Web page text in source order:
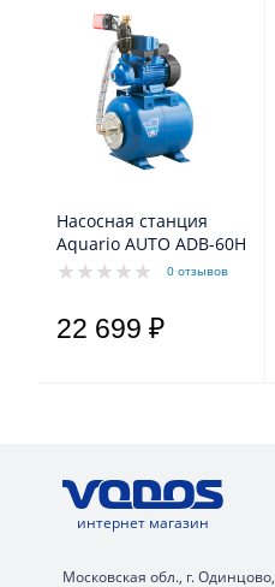
Насосная станция
Aquario AUTO ADB-60H
0 отзывов
22 699 ₽
интернет магазин
Московская обл., г. Одинцово,